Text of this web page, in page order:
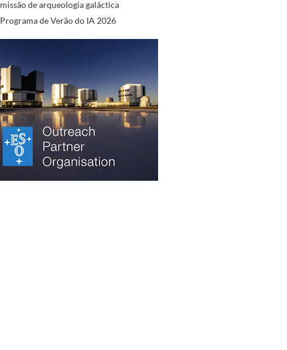
missão de arqueologia galáctica
Programa de Verão do IA 2026